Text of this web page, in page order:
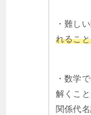
・難し
れるこ
・数学
解くこ
関係代